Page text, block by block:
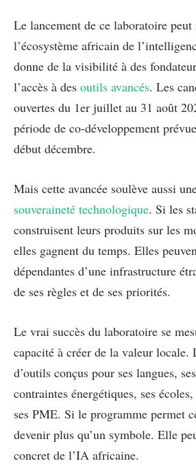
Le lancement de ce laboratoire peut
l’écosystème africain de
donne de la visibilité à des
l’accès à des outils avancés. Les
ouvertes du 1er juillet au 31 août
période de co-développement
début décembre.
Mais cette avancée soulève aussi
souveraineté technologique. Si les
construisent leurs produits sur les
elles gagnent du temps. Elles
dépendantes d’une infrastructure
de ses règles et de ses priorités.
Le vrai succès du laboratoire se
capacité à créer de la valeur locale.
d’outils conçus pour ses langues,
contraintes énergétiques, ses
ses PME. Si le programme permet
devenir plus qu’un symbole. Elle
concret de l’IA africaine.